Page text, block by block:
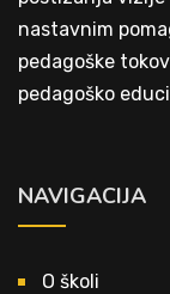
nastavnim
pedagoške
pedagoško
NAVIGACIJA
O školi